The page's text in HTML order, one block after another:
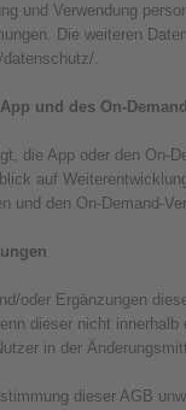
und Verwendung
Die weiteren
.
und des On-
die App oder den On-
auf
und den On-Demand-
oder Ergänzungen
dieser nicht
in der
dieser AGB